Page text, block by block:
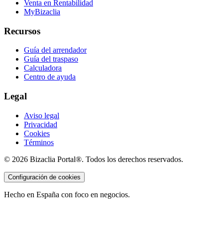
Venta en Rentabilidad
MyBizaclia
Recursos
Guía del arrendador
Guía del traspaso
Calculadora
Centro de ayuda
Legal
Aviso legal
Privacidad
Cookies
Términos
© 2026 Bizaclia Portal®. Todos los derechos reservados.
Configuración de cookies
Hecho en España con foco en negocios.